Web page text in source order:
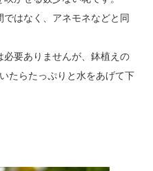
はなく、アネモネなどと同
要ありませんが、鉢植えの
たらたっぷりと水をあげて下